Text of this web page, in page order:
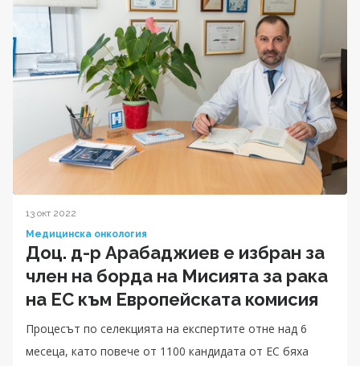
13 окт 2022
Медицинска онкология
Доц. д-р Арабаджиев е избран за
член на борда на Мисията за рака
на ЕС към Европейската комисия
Процесът по селекцията на експертите отне над 6
месеца, като повече от 1100 кандидата от ЕС бяха